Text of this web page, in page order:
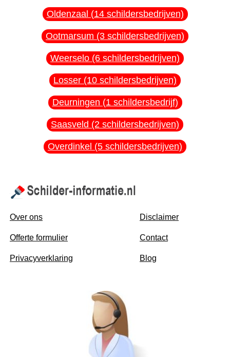
Oldenzaal (14 schildersbedrijven)
Ootmarsum (3 schildersbedrijven)
Weerselo (6 schildersbedrijven)
Losser (10 schildersbedrijven)
Deurningen (1 schildersbedrijf)
Saasveld (2 schildersbedrijven)
Overdinkel (5 schildersbedrijven)
Over ons
Offerte formulier
Privacyverklaring
Disclaimer
Contact
Blog